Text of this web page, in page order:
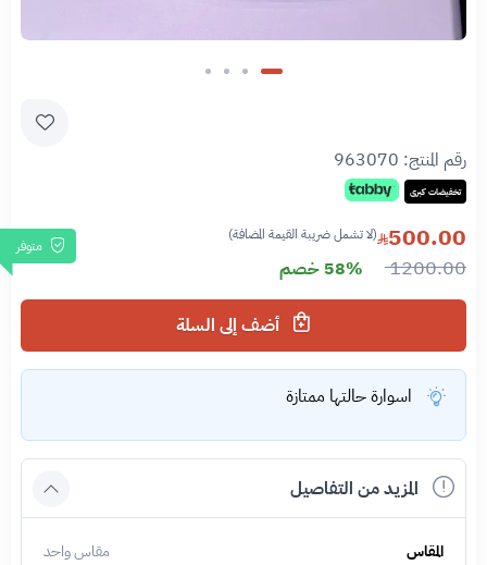
رقم المنتج: 963070
تخفيضات كبرى
متوفر 500.00 (لا تشمل ضريبة القيمة المضافة)
1200.00 58% خصم
اسوارة حالتها ممتازة
المزيد من التفاصيل
المقاس
مقاس واحد